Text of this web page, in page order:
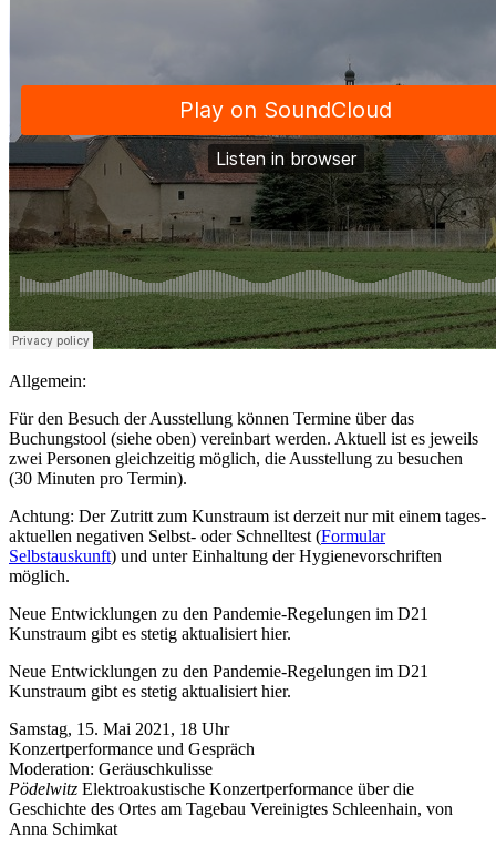
Allgemein:
Für den Besuch der Ausstellung kön­nen Termine über das
Buchungstool (sie­he oben) ver­ein­bart wer­den. Aktuell ist es jeweils
zwei Personen gleich­zei­tig mög­lich, die Ausstellung zu besu­chen
(30 Minuten pro Termin).
Achtung: Der Zutritt zum Kunstraum ist der­zeit nur mit einem tages­
ak­tu­el­len nega­ti­ven Selbst- oder Schnelltest (Formular
Selbstauskunft) und unter Einhaltung der Hygienevorschriften
möglich.
Neue Entwicklungen zu den Pandemie-Regelungen im D21
Kunstraum gibt es ste­tig aktua­li­siert hier.
Neue Entwicklungen zu den Pandemie-Regelungen im D21
Kunstraum gibt es ste­tig aktua­li­siert hier.
Samstag, 15. Mai 2021, 18 Uhr
Konzertperformance und Gespräch
Moderation: Geräuschkulisse
Pödelwitz Elektroakustische Konzertperformance über die
Geschichte des Ortes am Tagebau Vereinigtes Schleenhain, von
Anna Schimkat